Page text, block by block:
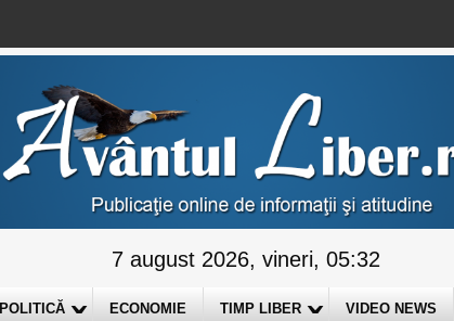
7 august 2026, vineri, 05:32
POLITICĂ ECONOMIE TIMP LIBER VIDEO NEWS